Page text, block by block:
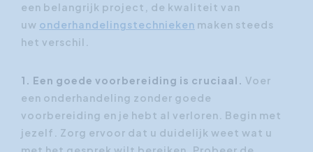
een belangrijk project, de kwaliteit van
uw onderhandelingstechnieken maken steeds
het verschil.
1. Een goede voorbereiding is cruciaal. Voer
een onderhandeling zonder goede
voorbereiding en je hebt al verloren. Begin met
jezelf. Zorg ervoor dat u duidelijk weet wat u